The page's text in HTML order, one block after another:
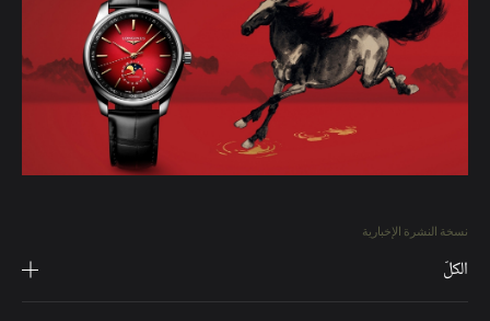
نسخة النشرة الإخبارية
الكلّ